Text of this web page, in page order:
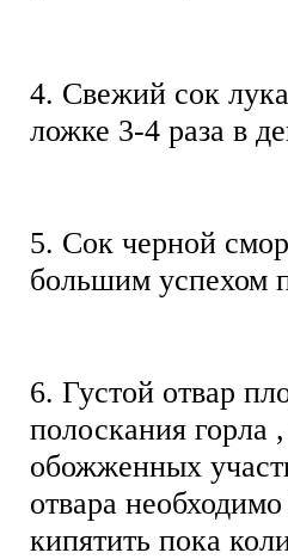
4. Свежий сок
ложке 3-4 раза в
5. Сок черной
большим успехом
6. Густой отвар
полоскания горла
обожженных
отвара
кипятить пока